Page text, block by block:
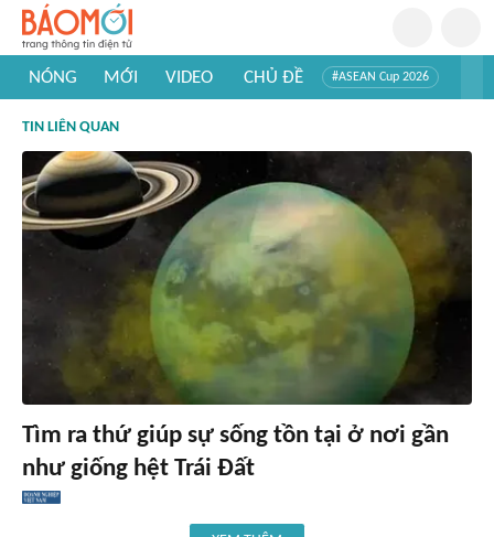
NÓNG MỚI VIDEO CHỦ ĐỀ #ASEAN Cup 2026
#Khám phá thế giới
TIN LIÊN QUAN
Tìm ra thứ giúp sự sống tồn tại ở nơi gần
như giống hệt Trái Đất